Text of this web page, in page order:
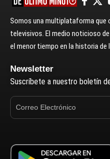
Somos una multiplataforma
televisivos. El medio noticioso
el menor tiempo en la historia de
Newsletter
Suscríbete a nuestro boletín